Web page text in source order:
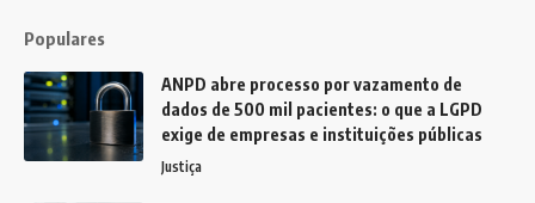
Populares
ANPD abre processo por vazamento de
dados de 500 mil pacientes: o que a LGPD
exige de empresas e instituições públicas
Justiça